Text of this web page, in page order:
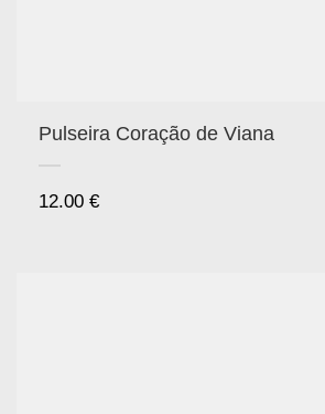
Pulseira Coração de Viana
12.00 €